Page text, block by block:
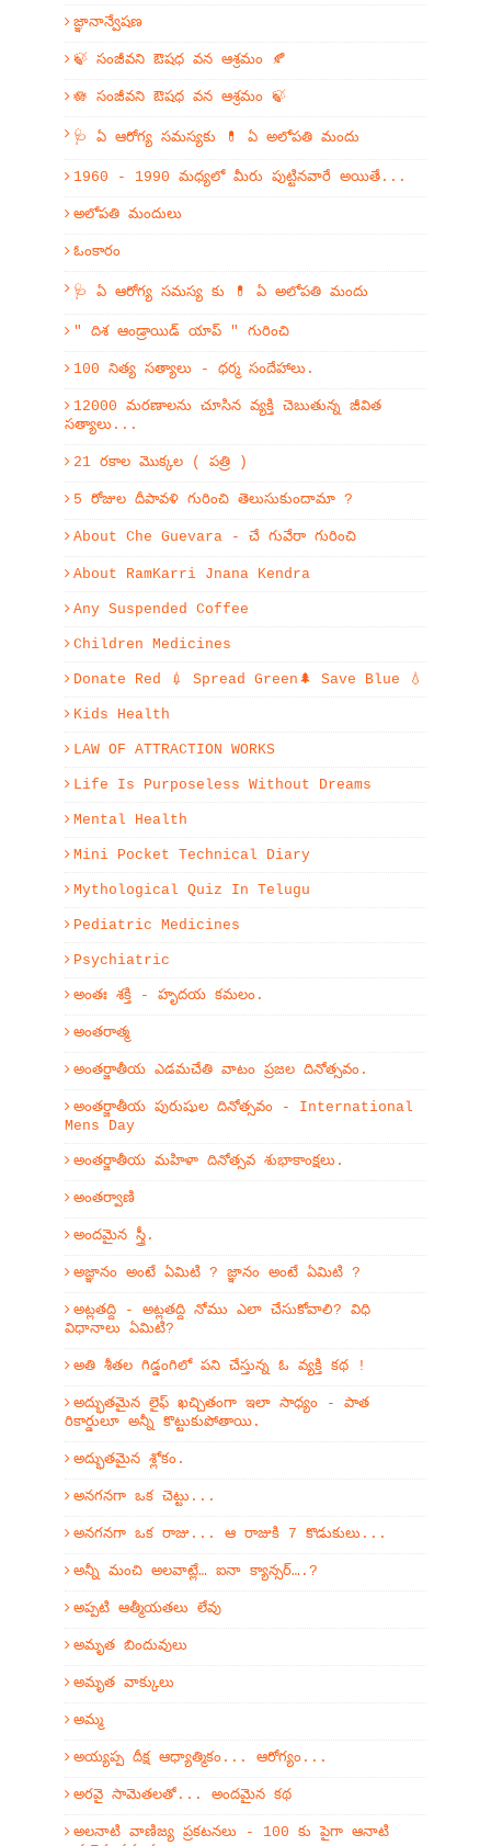
జ్ఞానాన్వేషణ
🍃 సంజీవని ఔషధ వన ఆశ్రమం 🍂
🪷 సంజీవని ఔషధ వన ఆశ్రమం 🍃
🩺 ఏ ఆరోగ్య సమస్యకు 💊 ఏ అలోపతి మందు
1960 - 1990 మధ్యలో మీరు పుట్టినవారే అయితే...
అలోపతి మందులు
ఓంకారం
🩺 ఏ ఆరోగ్య సమస్య కు 💊 ఏ అలోపతి మందు
" దిశ ఆండ్రాయిడ్ యాప్ " గురించి
100 నిత్య సత్యాలు - ధర్మ సందేహాలు.
12000 మరణాలను చూసిన వ్యక్తి చెబుతున్న జీవిత
సత్యాలు...
21 రకాల మొక్కల ( పత్రి )
5 రోజుల దీపావళి గురించి తెలుసుకుందామా ?
About Che Guevara - చే గువేరా గురించి
About RamKarri Jnana Kendra
Any Suspended Coffee
Children Medicines
Donate Red 💉 Spread Green🌲 Save Blue 💧
Kids Health
LAW OF ATTRACTION WORKS
Life Is Purposeless Without Dreams
Mental Health
Mini Pocket Technical Diary
Mythological Quiz In Telugu
Pediatric Medicines
Psychiatric
అంతః శక్తి - హృదయ కమలం.
అంతరాత్మ
అంతర్జాతీయ ఎడమచేతి వాటం ప్రజల దినోత్సవం.
అంతర్జాతీయ పురుషుల దినోత్సవం - International
Mens Day
అంతర్జాతీయ మహిళా దినోత్సవ శుభాకాంక్షలు.
అంతర్వాణి
అందమైన స్త్రీ.
అజ్ఞానం అంటే ఏమిటి ? జ్ఞానం అంటే ఏమిటి ?
అట్లతద్ది - అట్లతద్ది నోము ఎలా చేసుకోవాలి? విధి
విధానాలు ఏమిటి?
అతి శీతల గిడ్డంగిలో పని చేస్తున్న ఓ వ్యక్తి కథ !
అద్భుతమైన లైఫ్ ఖచ్చితంగా ఇలా సాధ్యం - పాత
రికార్డులూ అన్నీ కొట్టుకుపోతాయి.
అద్భుతమైన శ్లోకం.
అనగనగా ఒక చెట్టు...
అనగనగా ఒక రాజు... ఆ రాజుకి 7 కొడుకులు...
అన్నీ మంచి అలవాట్లే… ఐనా క్యాన్సర్….?
అప్పటి ఆత్మీయతలు లేవు
అమృత బిందువులు
అమృత వాక్కులు
అమ్మ
అయ్యప్ప దీక్ష ఆధ్యాత్మికం... ఆరోగ్యం...
అరవై సామెతలతో... అందమైన కథ
అలనాటి వాణిజ్య ప్రకటనలు - 100 కు పైగా ఆనాటి